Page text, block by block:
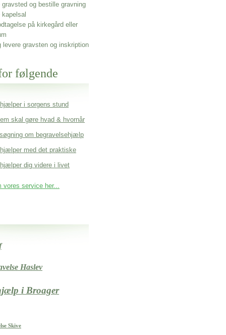
gravsted og bestille gravning
kapelsal
på kirkegård eller
levere gravsten og inskription
følgende
i sorgens stund
skal gøre hvad & hvornår
om begravelsehjælp
med det praktiske
dig videre i livet
vores service her...
Haslev
i Broager
Skive